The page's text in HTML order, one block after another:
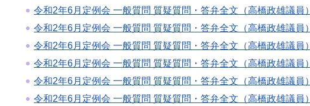
令和2年6月定例会 一般質問 質疑質問・答弁全文（高橋政雄議員）
令和2年6月定例会 一般質問 質疑質問・答弁全文（高橋政雄議員）
令和2年6月定例会 一般質問 質疑質問・答弁全文（高橋政雄議員）
令和2年6月定例会 一般質問 質疑質問・答弁全文（高橋政雄議員）
令和2年6月定例会 一般質問 質疑質問・答弁全文（高橋政雄議員）
令和2年6月定例会 一般質問 質疑質問・答弁全文（高橋政雄議員）